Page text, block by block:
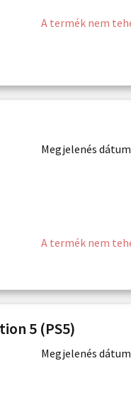
A termék nem
Megjelenés
A termék nem
5 (PS5)
Megjelenés